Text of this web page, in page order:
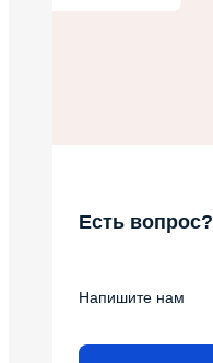
Есть вопрос?
Напишите нам